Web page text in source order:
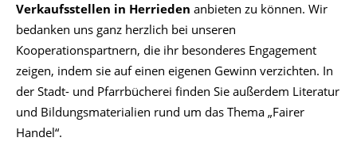
Verkaufsstellen in Herrieden anbieten zu können. Wir
bedanken uns ganz herzlich bei unseren
Kooperationspartnern, die ihr besonderes Engagement
zeigen, indem sie auf einen eigenen Gewinn verzichten. In
der Stadt- und Pfarrbücherei finden Sie außerdem Literatur
und Bildungsmaterialien rund um das Thema „Fairer
Handel“.